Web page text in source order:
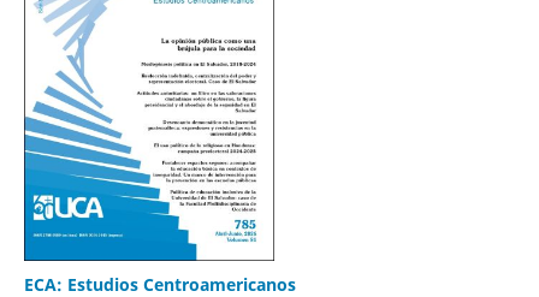
ECA: Estudios Centroamericanos